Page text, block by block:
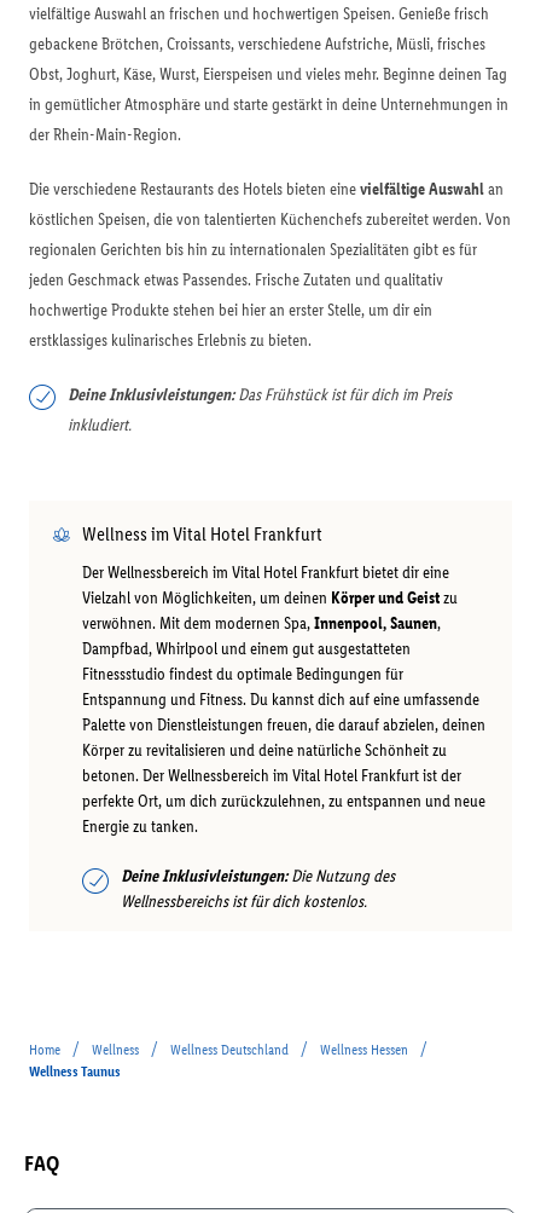
vielfältige Auswahl an frischen und hochwertigen Speisen. Genieße frisch
gebackene Brötchen, Croissants, verschiedene Aufstriche, Müsli, frisches
Obst, Joghurt, Käse, Wurst, Eierspeisen und vieles mehr. Beginne deinen Tag
in gemütlicher Atmosphäre und starte gestärkt in deine Unternehmungen in
der Rhein-Main-Region.
Die verschiedene Restaurants des Hotels bieten einevielfältige Auswahlan
köstlichen Speisen, die von talentierten Küchenchefs zubereitet werden. Von
regionalen Gerichten bis hin zu internationalen Spezialitäten gibt es für
jeden Geschmack etwas Passendes. Frische Zutaten und qualitativ
hochwertige Produkte stehen bei hier an erster Stelle, um dir ein
erstklassiges kulinarisches Erlebnis zu bieten.
Deine Inklusivleistungen:Das Frühstück ist für dich im Preis
inkludiert.
Wellness im Vital Hotel Frankfurt
Der Wellnessbereich im Vital Hotel Frankfurt bietet dir eine
Vielzahl von Möglichkeiten, um deinen Körper und Geistzu
verwöhnen. Mit dem modernen Spa,Innenpool, Saunen,
Dampfbad, Whirlpool und einem gut ausgestatteten
Fitnessstudio findest du optimale Bedingungen für
Entspannung und Fitness. Du kannst dich auf eine umfassende
Palette von Dienstleistungen freuen, die darauf abzielen, deinen
Körper zu revitalisieren und deine natürliche Schönheit zu
betonen. Der Wellnessbereich im Vital Hotel Frankfurt ist der
perfekte Ort, um dich zurückzulehnen, zu entspannen und neue
Energie zu tanken.
Deine Inklusivleistungen:Die Nutzung des
Wellnessbereichs ist für dich kostenlos.
Home / Wellness / Wellness Deutschland / Wellness Hessen /
Wellness Taunus
FAQ